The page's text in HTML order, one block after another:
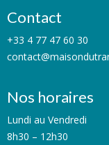
Contact
+33 4 77 47 60 30
Nos horaires
Lundi au Vendredi
8h30 – 12h30